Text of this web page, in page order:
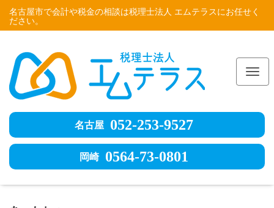
名古屋市で会計や税金の相談は税理士法人 エムテラスにお任せく
ださい。
名古屋 052-253-9527
岡崎 0564-73-0801